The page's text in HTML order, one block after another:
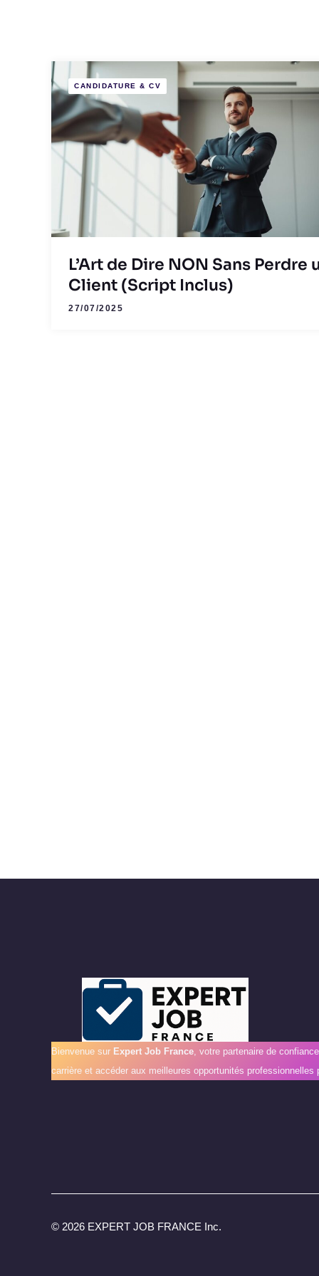
CANDIDATURE & CV
L’Art de Dire NON Sans Perdre
Client (Script Inclus)
27/07/2025
Bienvenue sur Expert Job France, votre partenaire de
carrière et accéder aux meilleures opportunités professionnelles
© 2026 EXPERT JOB FRANCE Inc.